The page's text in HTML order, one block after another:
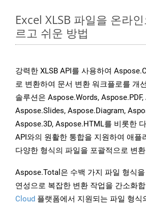
Excel XLSB 파일을 온라
르고 쉬운 방법
강력한 XLSB API를 사용하여
로 변환하여 문서 변환 워크플로를 개
솔루션은 Aspose.Words,
Aspose.Slides, Aspose.Diagram,
Aspose.3D, Aspose.HTML를 비롯한
API와의 원활한 통합을 지원하여 애플
다양한 형식의 파일을 포괄적으로 변
Aspose.Total은 수백 가지 파일 형식
연성으로 복잡한 변환 작업을 간소화
Cloud 플랫폼에서 지원되는 파일 형식